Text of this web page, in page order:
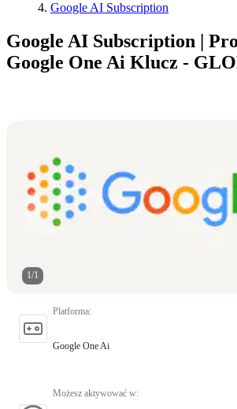
Google AI Subscription
Google AI Subscription |
Google One Ai Klucz -
1/1
Platforma:
Google One Ai
Możesz aktywować w: